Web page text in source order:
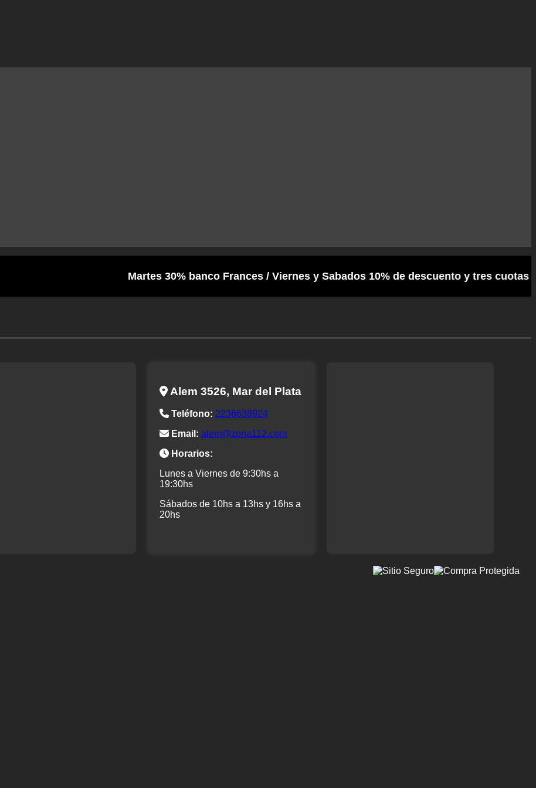
Martes 30% banco Frances / Viernes y Sabados 10% de descuento y tres cuotas
Alem 3526, Mar del Plata
Teléfono: 2236638924
Email: alem@zona112.com
Horarios:
Lunes a Viernes de 9:30hs a
19:30hs
Sábados de 10hs a 13hs y 16hs a
20hs